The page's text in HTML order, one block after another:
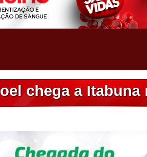
chega a Itabuna